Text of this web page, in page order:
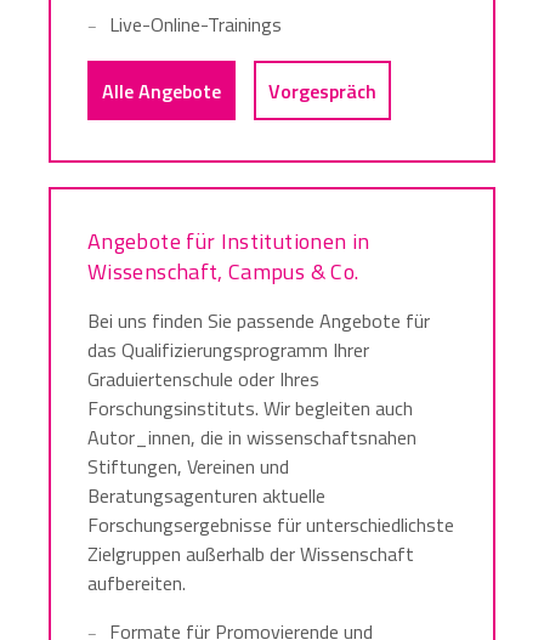
Live-Online-Trainings
Alle Angebote Vorgespräch
Angebote für Institutionen in
Wissenschaft, Campus & Co.
Bei uns finden Sie passende Angebote für
das Qualifizierungsprogramm Ihrer
Graduiertenschule oder Ihres
Forschungsinstituts. Wir begleiten auch
Autor_innen, die in wissenschaftsnahen
Stiftungen, Vereinen und
Beratungsagenturen aktuelle
Forschungsergebnisse für unterschiedlichste
Zielgruppen außerhalb der Wissenschaft
aufbereiten.
Formate für Promovierende und